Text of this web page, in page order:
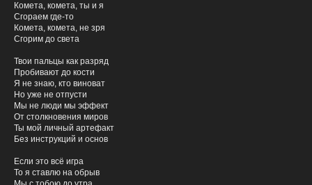
Комета, комета, ты и я
Сгораем где-то
Комета, комета, не зря
Сгорим до света
Твои пальцы как разряд
Пробивают до кости
Я не знаю, кто виноват
Но уже не отпусти
Мы не люди мы эффект
От столкновения миров
Ты мой личный артефакт
Без инструкций и основ
Если это всё игра
То я ставлю на обрыв
Отправьте нам
Как Вас зовут?
Укажите Ваш никнейм
Прикрепите ссылку на демо для ознакомления